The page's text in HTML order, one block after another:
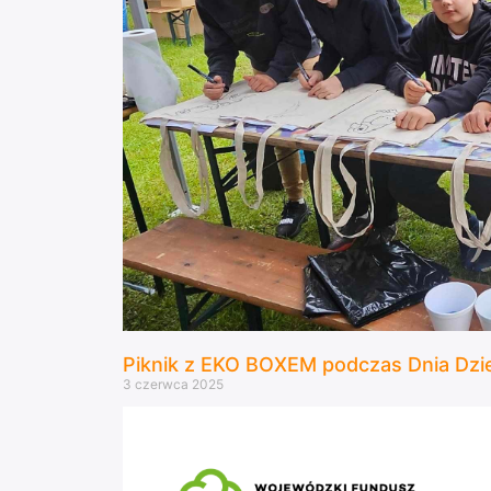
Piknik z EKO BOXEM podczas Dnia
3 czerwca 2025